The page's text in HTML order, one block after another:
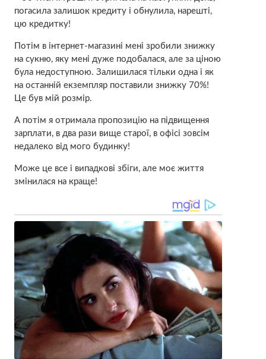
погасила залишок кредиту і обнулила, нарешті,
цю кредитку!
Потім в інтернет-магазині мені зробили знижку
на сукню, яку мені дуже подобалася, але за ціною
була недоступною. Залишилася тільки одна і як
на останній екземпляр поставили знижку 70%!
Це був мій розмір.
А потім я отримала пропозицію на підвищення
зарплати, в два рази вище старої, в офісі зовсім
недалеко від мого будинку!
Може це все і випадкові збіги, але моє життя
змінилася на краще!